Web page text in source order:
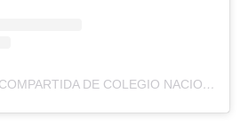
UNA PUBLICACIÓN COMPARTIDA DE COLEGIO NACIONAL PERIODISTAS (@CNPZULIA)